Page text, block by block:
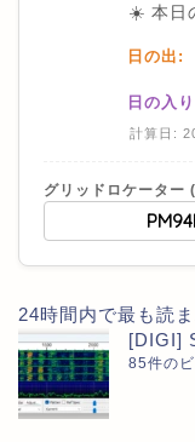
☀️ 本日
日の出:
日の入
計算日:
グリッドロケーター
24時間内で最も読
[DIGI]
85件の